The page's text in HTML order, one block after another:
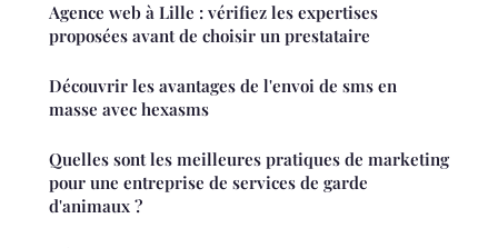
Agence web à Lille : vérifiez les expertises
proposées avant de choisir un prestataire
Découvrir les avantages de l'envoi de sms en
masse avec hexasms
Quelles sont les meilleures pratiques de marketing
pour une entreprise de services de garde
d'animaux ?